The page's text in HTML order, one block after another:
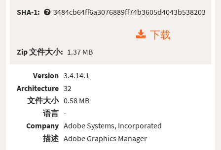
SHA-1:
3484cb64ff6a3076889ff74b3605d4043b538203
下载
Zip 文件大小: 1.37 MB
Version
Architecture
文件大小
语言
Company
描述
3.4.14.1
32
0.58 MB
-
Adobe Systems, Incorporated
Adobe Graphics Manager